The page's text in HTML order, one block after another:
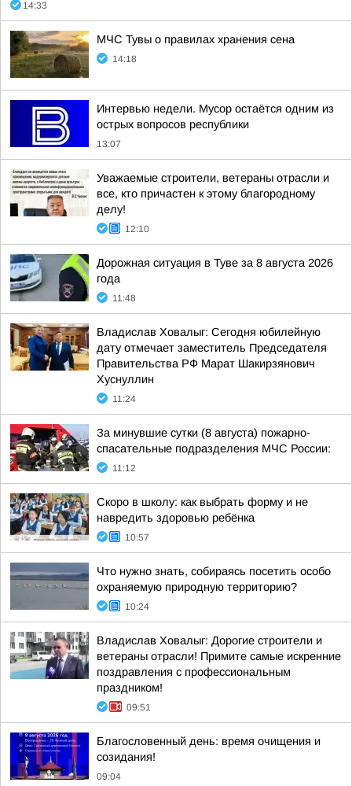
14:33
МЧС Тувы о правилах хранения сена
14:18
Интервью недели. Мусор остаётся одним из
острых вопросов республики
13:07
Уважаемые строители, ветераны отрасли и
все, кто причастен к этому благородному
делу!
12:10
Дорожная ситуация в Туве за 8 августа 2026
года
11:48
Владислав Ховалыг: Сегодня юбилейную
дату отмечает заместитель Председателя
Правительства РФ Марат Шакирзянович
Хуснуллин
11:24
За минувшие сутки (8 августа) пожарно-
спасательные подразделения МЧС России:
11:12
Скоро в школу: как выбрать форму и не
навредить здоровью ребёнка
10:57
Что нужно знать, собираясь посетить особо
охраняемую природную территорию?
10:24
Владислав Ховалыг: Дорогие строители и
ветераны отрасли! Примите самые искренние
поздравления с профессиональным
праздником!
09:51
Благословенный день: время очищения и
созидания!
09:04